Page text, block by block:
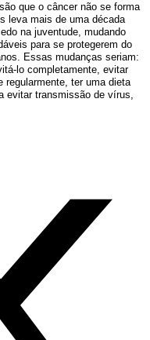
que o câncer não se forma
leva mais de uma década
na juventude, mudando
para se protegerem do
Essas mudanças seriam:
lo completamente, evitar
regularmente, ter uma dieta
evitar transmissão de vírus,